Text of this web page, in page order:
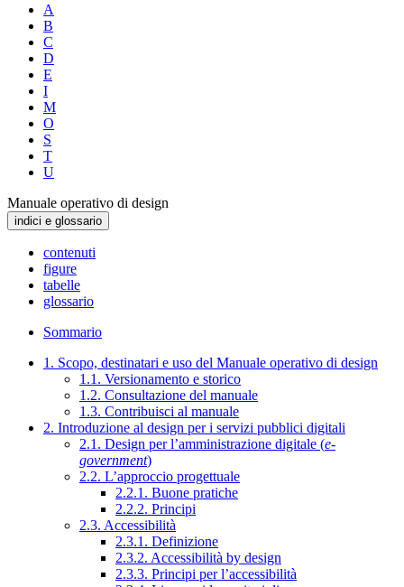
A
B
C
D
E
I
M
O
S
T
U
Manuale operativo di design
indici e glossario
contenuti
figure
tabelle
glossario
Sommario
1. Scopo, destinatari e uso del Manuale operativo di design
1.1. Versionamento e storico
1.2. Consultazione del manuale
1.3. Contribuisci al manuale
2. Introduzione al design per i servizi pubblici digitali
2.1. Design per l’amministrazione digitale (e-
government)
2.2. L’approccio progettuale
2.2.1. Buone pratiche
2.2.2. Principi
2.3. Accessibilità
2.3.1. Definizione
2.3.2. Accessibilità by design
2.3.3. Principi per l’accessibilità